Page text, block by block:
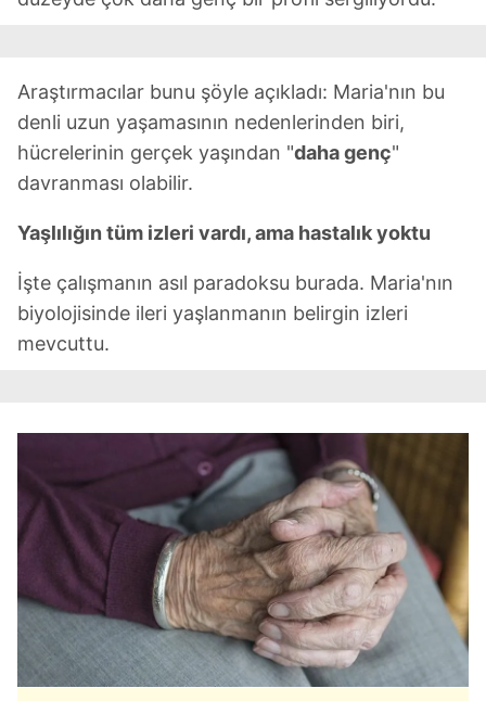
Araştırmacılar bunu şöyle açıkladı: Maria'nın bu
denli uzun yaşamasının nedenlerinden biri,
hücrelerinin gerçek yaşından "daha genç"
davranması olabilir.
Yaşlılığın tüm izleri vardı, ama hastalık yoktu
İşte çalışmanın asıl paradoksu burada. Maria'nın
biyolojisinde ileri yaşlanmanın belirgin izleri
mevcuttu.